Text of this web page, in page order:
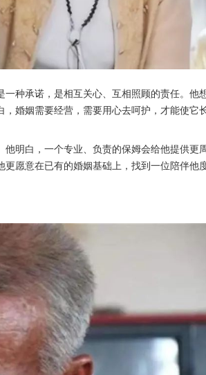
种承诺，是相互关心、互相照顾的责任。他
婚姻需要经营，需要用心去呵护，才能使它
明白，一个专业、负责的保姆会给他提供更
愿意在已有的婚姻基础上，找到一位陪伴他